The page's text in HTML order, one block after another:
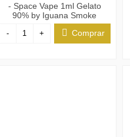
- Space Vape 1ml Gelato
90% by Iguana Smoke
- + Comprar